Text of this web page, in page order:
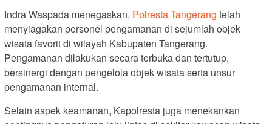
Indra Waspada menegaskan, Polresta Tangerang telah
menyiagakan personel pengamanan di sejumlah objek
wisata favorit di wilayah Kabupaten Tangerang.
Pengamanan dilakukan secara terbuka dan tertutup,
bersinergi dengan pengelola objek wisata serta unsur
pengamanan internal.
Selain aspek keamanan, Kapolresta juga menekankan